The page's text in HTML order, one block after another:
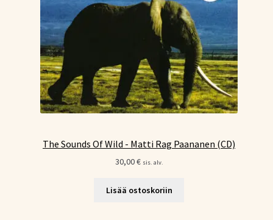
The Sounds Of Wild - Matti Rag Paananen (CD)
30,00€ sis. alv.
Lisää ostoskoriin